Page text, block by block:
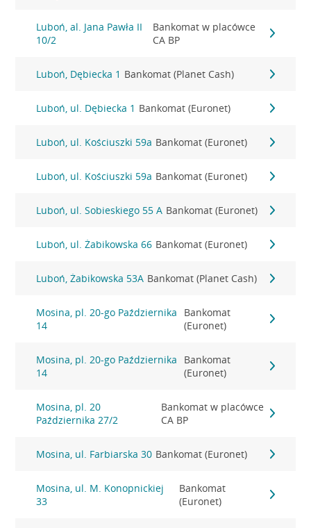
Luboń, al. Jana Pawła II
10/2
Bankomat w placówce
CA BP
Luboń, Dębiecka 1 Bankomat (Planet Cash)
Luboń, ul. Dębiecka 1 Bankomat (Euronet)
Luboń, ul. Kościuszki 59a Bankomat (Euronet)
Luboń, ul. Kościuszki 59a Bankomat (Euronet)
Luboń, ul. Sobieskiego 55 A Bankomat (Euronet)
Luboń, ul. Żabikowska 66 Bankomat (Euronet)
Luboń, Żabikowska 53A Bankomat (Planet Cash)
Mosina, pl. 20-go Października
14
Bankomat
(Euronet)
Mosina, pl. 20-go Października
14
Bankomat
(Euronet)
Mosina, pl. 20
Października 27/2
Bankomat w placówce
CA BP
Mosina, ul. Farbiarska 30 Bankomat (Euronet)
Mosina, ul. M. Konopnickiej
33
Bankomat
(Euronet)